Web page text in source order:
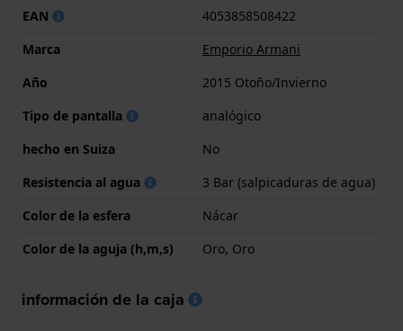
EAN
4053858508422
Marca
Emporio Armani
Año
2015 Otoño/Invierno
Tipo de pantalla
analógico
hecho en Suiza
No
Resistencia al agua
3 Bar (salpicaduras de agua)
Color de la esfera
Nácar
Color de la aguja (h,m,s)
Oro, Oro
información de la caja